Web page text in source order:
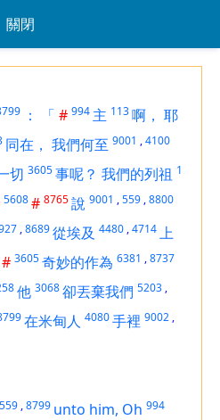
關閉
： 「 # 994 主 113啊， 耶
同在， 我們何至 9001 ,4100
切 3605事呢？ 我們的列祖 1
5608# 8765說 9001 ,559 ,8800
,8689從埃及 4480 ,4714上
# 3605奇妙的作為 6381 ,8737
他 3068卻丟棄我們 5203 ,
在米甸人 4080手裡 9002 ,
559 ,8799 unto him, Oh 994